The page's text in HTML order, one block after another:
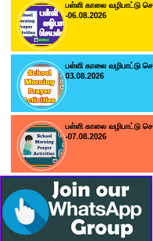
பள்ளி காலை வழிபாட்டு
-06.08.2026
பள்ளி காலை வழிபாட்டு
03.08.2026
பள்ளி காலை வழிபாட்டு
-07.08.2026